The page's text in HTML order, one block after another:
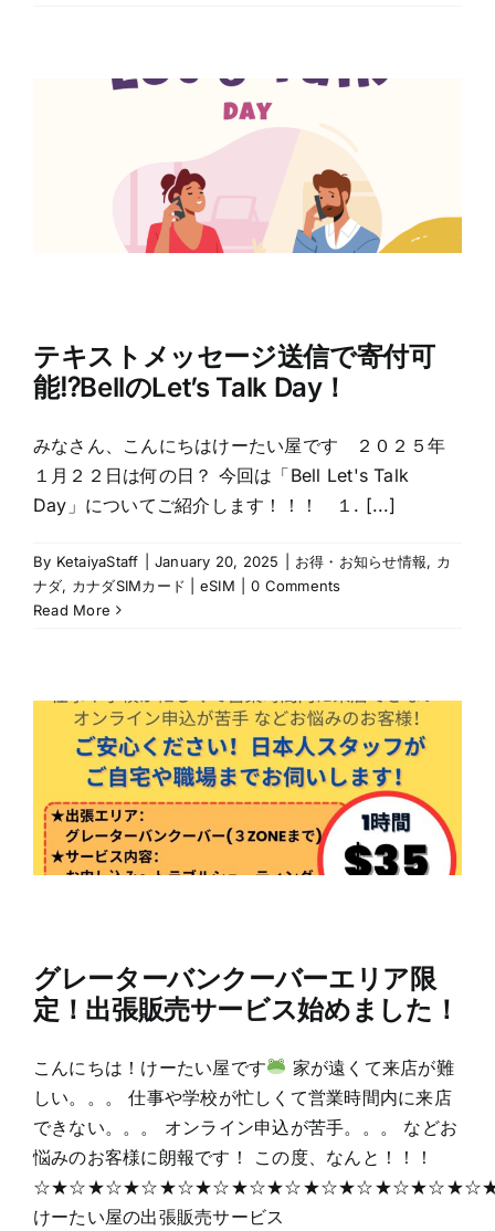
テキストメッセージ送信で寄付可
能⁉BellのLet’s Talk Day！
みなさん、こんにちはけーたい屋です ２０２５年
１月２２日は何の日？ 今回は「Bell Let's Talk
Day」についてご紹介します！！！ １. [...]
By KetaiyaStaff January 20, 2025 お得・お知らせ情報, カ
ナダ, カナダSIMカード | eSIM
0 Comments
Read More
グレーターバンクーバーエリア限
定！出張販売サービス始めました！
こんにちは！けーたい屋です
家が遠くて来店が難
しい。。。 仕事や学校が忙しくて営業時間内に来店
できない。。。 オンライン申込が苦手。。。 などお
悩みのお客様に朗報です！ この度、なんと！！！
けーたい屋の出張販売サービス